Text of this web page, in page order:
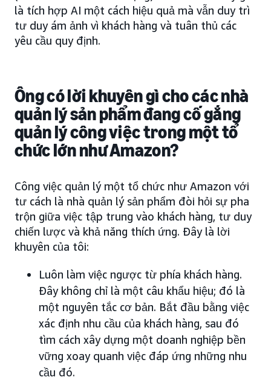
là tích hợp AI một cách hiệu quả mà vẫn duy trì
tư duy ám ảnh vì khách hàng và tuân thủ các
yêu cầu quy định.
Ông cólời khuyên gì cho các nhà
quản lý sản phẩm đang cố gắng
quản lý công việc trong một tổ
chức lớn như Amazon?
Công việc quản lý một tổ chức như Amazon với
tư cách là nhà quản lý sản phẩm đòi hỏi sự pha
trộn giữa việc tập trung vào khách hàng, tư duy
chiến lược và khả năng thích ứng. Đây là lời
khuyên của tôi:
Luôn làm việc ngược từ phía khách hàng.
Đây không chỉ là một câu khẩu hiệu; đó là
một nguyên tắc cơ bản. Bắt đầu bằng việc
xác định nhu cầu của khách hàng, sau đó
tìm cách xây dựng một doanh nghiệp bền
vững xoay quanh việc đáp ứng những nhu
cầu đó.